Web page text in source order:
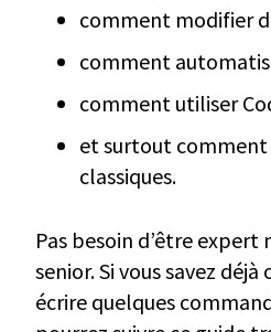
comment modifier
comment
comment utiliser
et surtout comment
classiques.
Pas besoin d’être
senior. Si vous savez
écrire quelques